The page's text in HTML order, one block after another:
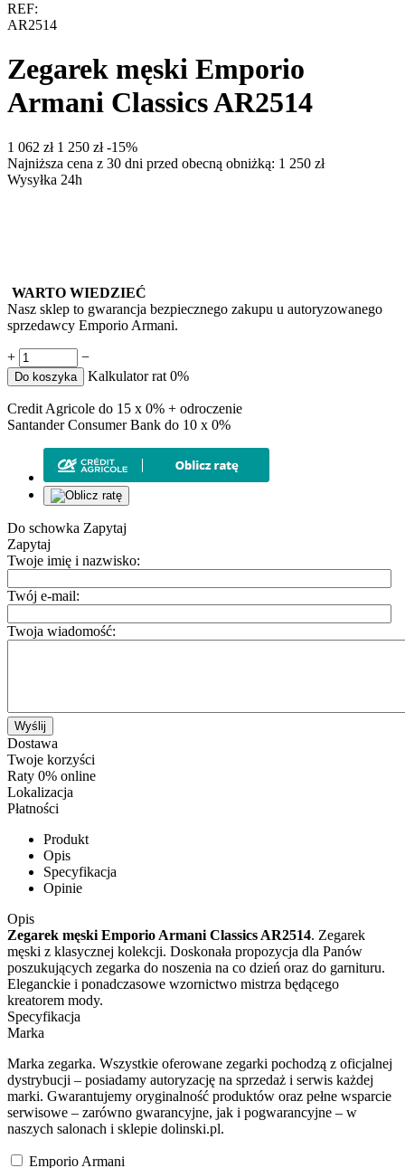
REF:
AR2514
Zegarek męski Emporio
Armani Classics AR2514
‍1 062‍ zł ‍1 250‍ zł -15%
Najniższa cena z 30 dni przed obecną obniżką: 1 250 zł
Wysyłka 24h
WARTO WIEDZIEĆ
Nasz sklep to gwarancja bezpiecznego zakupu u autoryzowanego
sprzedawcy Emporio Armani.
+ −
Do koszyka Kalkulator rat 0%
Credit Agricole do 15 x 0% + odroczenie
Santander Consumer Bank do 10 x 0%
Do schowka Zapytaj
Zapytaj
Twoje imię i nazwisko:
Twój e-mail:
Twoja wiadomość:
Wyślij
Dostawa
Twoje korzyści
Raty 0% online
Lokalizacja
Płatności
Produkt
Opis
Specyfikacja
Opinie
Opis
Zegarek męski Emporio Armani Classics AR2514. Zegarek
męski z klasycznej kolekcji. Doskonała propozycja dla Panów
poszukujących zegarka do noszenia na co dzień oraz do garnituru.
Eleganckie i ponadczasowe wzornictwo mistrza będącego
kreatorem mody.
Specyfikacja
Marka
Marka zegarka. Wszystkie oferowane zegarki pochodzą z oficjalnej
dystrybucji – posiadamy autoryzację na sprzedaż i serwis każdej
marki. Gwarantujemy oryginalność produktów oraz pełne wsparcie
serwisowe – zarówno gwarancyjne, jak i pogwarancyjne – w
naszych salonach i sklepie dolinski.pl.
Emporio Armani